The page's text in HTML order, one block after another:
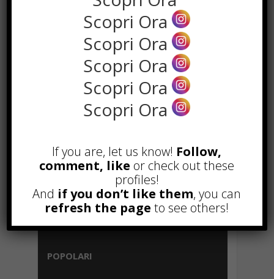
Marzo 23rd, 2018
NEWS IN UNA FOTO
POPOLARI
Scopri Ora
Scopri Ora
Scopri Ora
Scopri Ora
Scopri Ora
If you are, let us know! Follow,
comment, like or check out these
profiles!
And if you don’t like them, you can
refresh the page to see others!